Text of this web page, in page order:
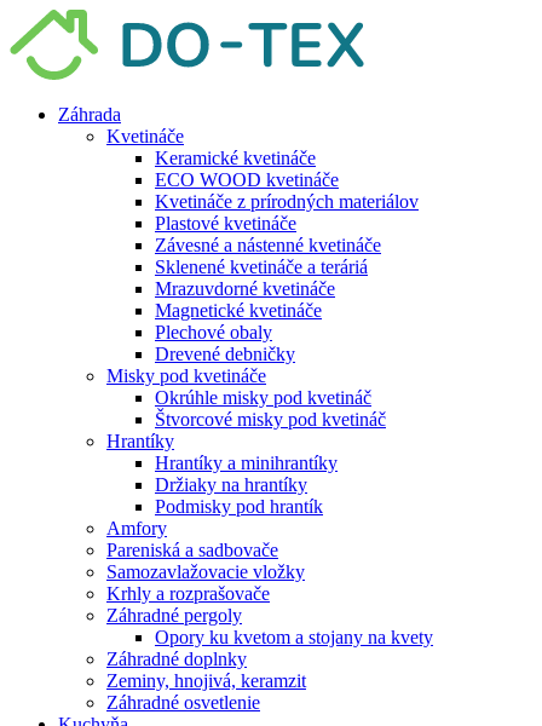
Preskočiť
na
obsah
Záhrada
Kvetináče
Keramické kvetináče
ECO WOOD kvetináče
Kvetináče z prírodných materiálov
Plastové kvetináče
Závesné a nástenné kvetináče
Sklenené kvetináče a teráriá
Mrazuvdorné kvetináče
Magnetické kvetináče
Plechové obaly
Drevené debničky
Misky pod kvetináče
Okrúhle misky pod kvetináč
Štvorcové misky pod kvetináč
Hrantíky
Hrantíky a minihrantíky
Držiaky na hrantíky
Podmisky pod hrantík
Amfory
Pareniská a sadbovače
Samozavlažovacie vložky
Krhly a rozprašovače
Záhradné pergoly
Opory ku kvetom a stojany na kvety
Záhradné doplnky
Zeminy, hnojivá, keramzit
Záhradné osvetlenie